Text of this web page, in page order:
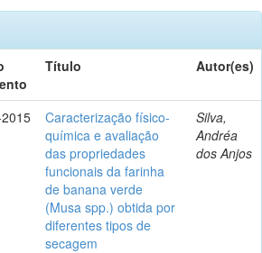
Título Autor(es)
Caracterização físico-
química e avaliação
das propriedades
funcionais da farinha
de banana verde
(Musa spp.) obtida por
diferentes tipos de
secagem
Silva,
Andréa
dos Anjos